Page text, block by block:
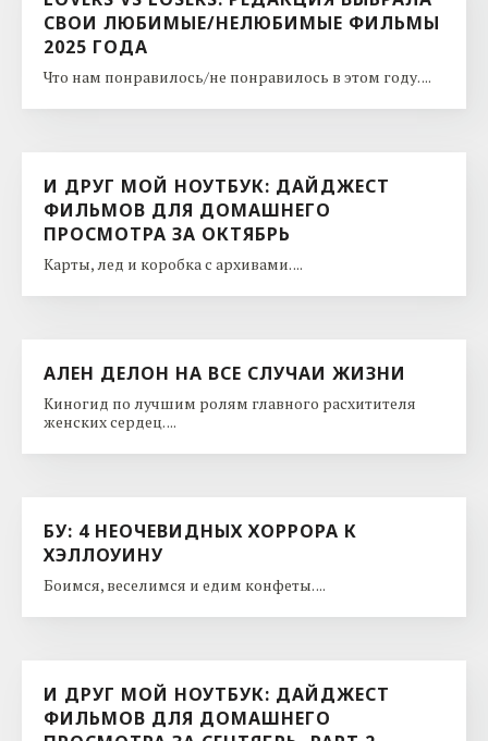
СВОИ ЛЮБИМЫЕ/НЕЛЮБИМЫЕ ФИЛЬМЫ
2025 ГОДА
Что нам понравилось/не понравилось в этом году. ...
И ДРУГ МОЙ НОУТБУК: ДАЙДЖЕСТ
ФИЛЬМОВ ДЛЯ ДОМАШНЕГО
ПРОСМОТРА ЗА ОКТЯБРЬ
Карты, лед и коробка с архивами. ...
АЛЕН ДЕЛОН НА ВСЕ СЛУЧАИ ЖИЗНИ
Киногид по лучшим ролям главного расхитителя
женских сердец. ...
БУ: 4 НЕОЧЕВИДНЫХ ХОРРОРА К
ХЭЛЛОУИНУ
Боимся, веселимся и едим конфеты. ...
И ДРУГ МОЙ НОУТБУК: ДАЙДЖЕСТ
ФИЛЬМОВ ДЛЯ ДОМАШНЕГО